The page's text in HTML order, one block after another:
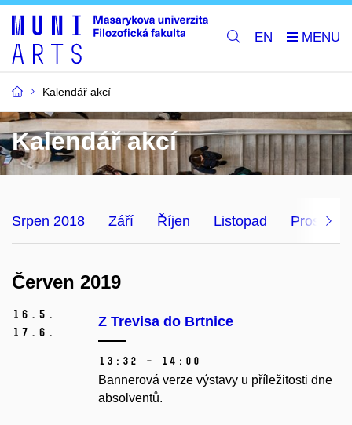
EN
Kalendář akcí
Kalendář akcí
Srpen 2018 Září Říjen Listopad Prosinec
Červen 2019
16. 5.
17. 6.
Z Trevisa do Brtnice
13:32 – 14:00
Bannerová verze výstavy u příležitosti dne
absolventů.